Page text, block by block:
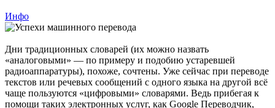
Инфо
Дни традиционных словарей (их можно назвать
«аналоговыми» — по примеру и подобию устаревшей
радиоаппаратуры), похоже, сочтены. Уже сейчас при переводе
текстов или речевых сообщений с одного языка на другой всё
чаще пользуются «цифровыми» словарями. Ведь прибегая к
помощи таких электронных услуг, как Google Переводчик,